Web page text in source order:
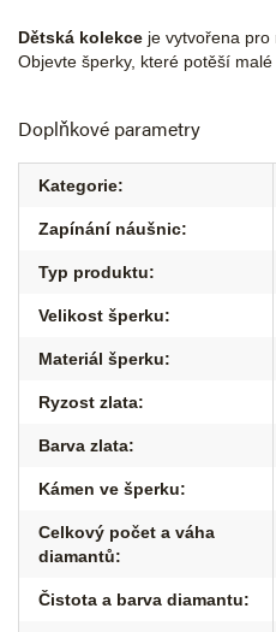
Dětská kolekce je vytvořena pro
Objevte šperky, které potěší malé
Doplňkové parametry
Kategorie:
Zapínání náušnic:
Typ produktu:
Velikost šperku:
Materiál šperku:
Ryzost zlata:
Barva zlata:
Kámen ve šperku:
Celkový počet a váha
diamantů:
Čistota a barva diamantu: